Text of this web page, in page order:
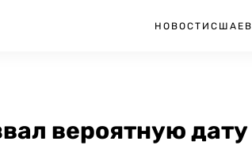
НОВОСТИ США
вероятную